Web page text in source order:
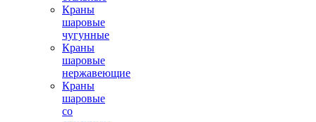
Краны
шаровые
чугунные
Краны
шаровые
нержавеющие
Краны
шаровые
со